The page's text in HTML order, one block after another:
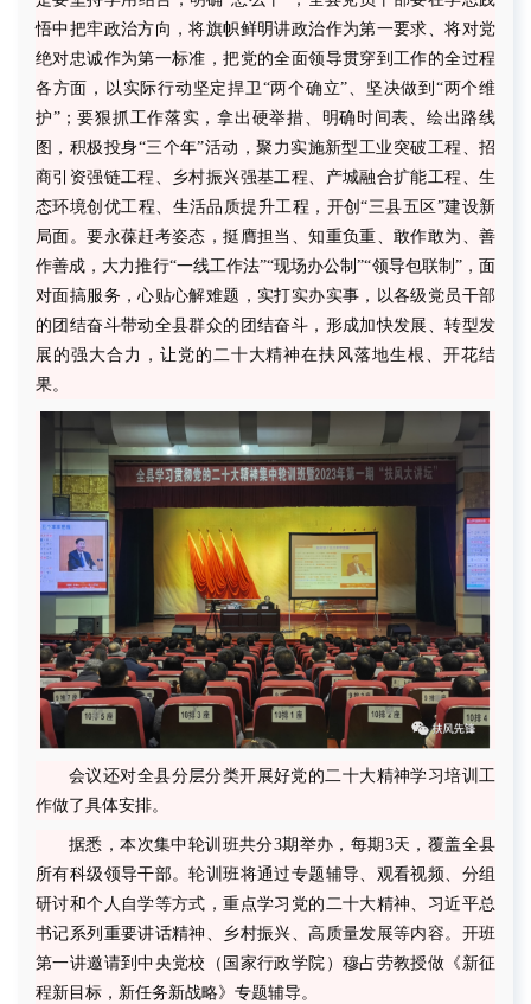
悟中把牢政治方向，将旗帜鲜明讲政治作为第一要求、将对党
绝对忠诚作为第一标准，把党的全面领导贯穿到工作的全过程
各方面，以实际行动坚定捍卫“两个确立”、坚决做到“两个维
护”；要狠抓工作落实，拿出硬举措、明确时间表、绘出路线
图，积极投身“三个年”活动，聚力实施新型工业突破工程、招
商引资强链工程、乡村振兴强基工程、产城融合扩能工程、生
态环境创优工程、生活品质提升工程，开创“三县五区”建设新
局面。要永葆赶考姿态，挺膺担当、知重负重、敢作敢为、善
作善成，大力推行“一线工作法”“现场办公制”“领导包联制”，面
对面搞服务，心贴心解难题，实打实办实事，以各级党员干部
的团结奋斗带动全县群众的团结奋斗，形成加快发展、转型发
展的强大合力，让党的二十大精神在扶风落地生根、开花结
果。
会议还对全县分层分类开展好党的二十大精神学习培训工
作做了具体安排。
据悉，本次集中轮训班共分3期举办，每期3天，覆盖全县
所有科级领导干部。轮训班将通过专题辅导、观看视频、分组
研讨和个人自学等方式，重点学习党的二十大精神、习近平总
书记系列重要讲话精神、乡村振兴、高质量发展等内容。开班
第一讲邀请到中央党校（国家行政学院）穆占劳教授做《新征
程新目标，新任务新战略》专题辅导。